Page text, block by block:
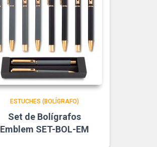
ESTUCHES (BOLÍGRAFO)
Set de Bolígrafos
Emblem SET-BOL-EM